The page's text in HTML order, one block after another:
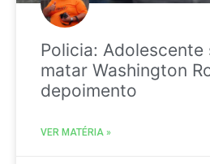
Policia: Adolescente
matar Washington
depoimento
VER MATÉRIA »